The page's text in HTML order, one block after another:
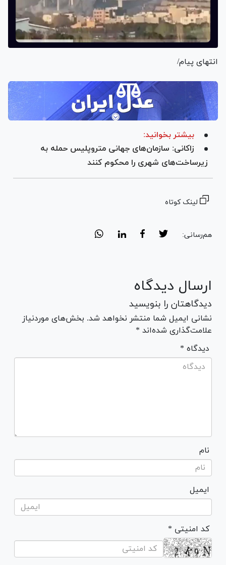
انتهای پیام/
بیشتر بخوانید:
زاکانی: سازمان‌های جهانی متروپلیس حمله به
زیرساخت‌های شهری را محکوم کنند
لینک کوتاه
هم‌رسانی:
ارسال دیدگاه
دیدگاهتان را بنویسید
نشانی ایمیل شما منتشر نخواهد شد. بخش‌های موردنیاز
علامت‌گذاری شده‌اند *
* دیدگاه
نام
ایمیل
* کد امنیتی